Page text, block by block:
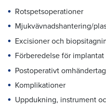
Rotspetsoperationer
Mjukvävnadshantering/
Excisioner och
Förberedelse för
Postoperativt
Komplikationer
Uppdukning, instrument